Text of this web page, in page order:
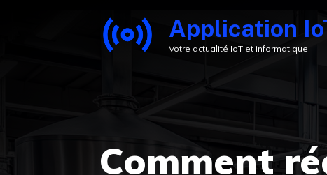
Application
Votre actualité IoT et informatique
Comment